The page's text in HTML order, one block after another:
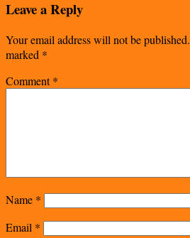
Leave a Reply
Your email address will not be published.
marked *
Comment*
Name *
Email *